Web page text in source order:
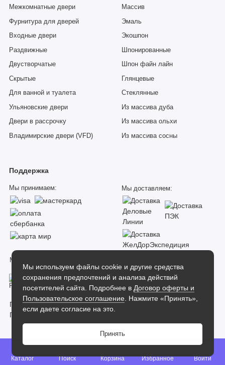
Каталог Поиск Корзина
0
Избранное
Войти
Мы используем файлы cookie и другие средства
сохранения предпочтений и анализа действий
посетителей сайта. Подробнее в Договор оферты и
Пользовательское соглашение . Нажмите «Принять»,
если даете согласие на это.
Принять
Межкомнатные двери
Фурнитура для дверей
Входные двери
Раздвижные
Двустворчатые
Скрытые
Для ванной и туалета
Ульяновские двери
Двери в рассрочку
Владимирские двери (VFD)
Массив
Эмаль
Экошпон
Шпонированные
Шпон файн лайн
Глянцевые
Стеклянные
Из массива дуба
Из массива ольхи
Из массива сосны
Поддержка
Мы принимаем: Мы доставляем:
Мы в соцсетях:
Пользовательское соглашение
Политика конфиденциальности
Dverilab
Интернет-магазин дверей Dverilab 2026 |